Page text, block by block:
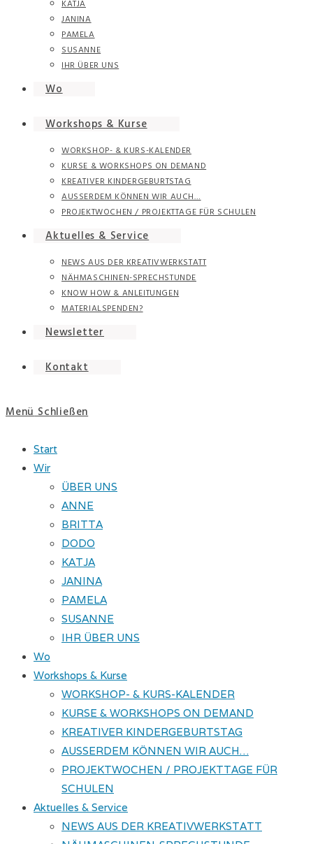
KATJA
JANINA
PAMELA
SUSANNE
IHR ÜBER UNS
Wo
Workshops & Kurse
WORKSHOP- & KURS-KALENDER
KURSE & WORKSHOPS ON DEMAND
KREATIVER KINDERGEBURTSTAG
AUSSERDEM KÖNNEN WIR AUCH…
PROJEKTWOCHEN / PROJEKTTAGE FÜR SCHULEN
Aktuelles & Service
NEWS AUS DER KREATIVWERKSTATT
NÄHMASCHINEN-SPRECHSTUNDE
KNOW HOW & ANLEITUNGEN
MATERIALSPENDEN?
Newsletter
Kontakt
Menü Schließen
Start
Wir
ÜBER UNS
ANNE
BRITTA
DODO
KATJA
JANINA
PAMELA
SUSANNE
IHR ÜBER UNS
Wo
Workshops & Kurse
WORKSHOP- & KURS-KALENDER
KURSE & WORKSHOPS ON DEMAND
KREATIVER KINDERGEBURTSTAG
AUSSERDEM KÖNNEN WIR AUCH…
PROJEKTWOCHEN / PROJEKTTAGE FÜR
SCHULEN
Aktuelles & Service
NEWS AUS DER KREATIVWERKSTATT